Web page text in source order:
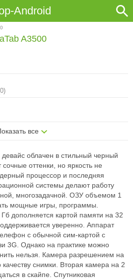
Android
0)
все
A3500
облачен в стильный черный
оттенки, но яркость не
процессор и последняя
системы делают работу
многозадачной. ОЗУ объемом 1
мощные игры, программы.
дополняется картой памяти на 32
уверенно. Аппарат
с обычной сим-картой с
3G. Однако на практике можно
нельзя. Камера разрешением на
снимки. Вторая камера на 2
в скайпе. Спутниковая